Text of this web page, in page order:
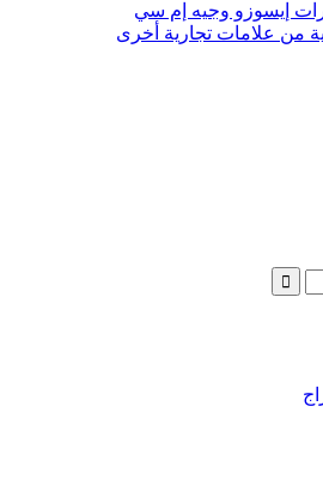
إيسوزو وجيه إم سي
من علامات تجارية أخرى